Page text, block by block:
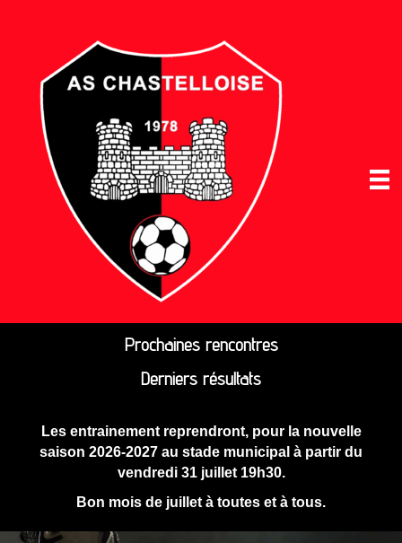
Prochaines rencontres
Derniers résultats
Les entrainement reprendront, pour la nouvelle
saison 2026-2027 au stade municipal à partir du
vendredi 31 juillet 19h30.
Bon mois de juillet à toutes et à tous.